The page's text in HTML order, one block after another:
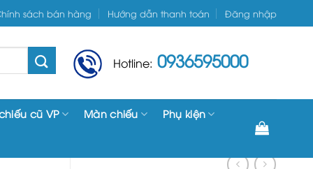
sách bán hàng Hướng dẫn thanh toán Đăng nhập
Hotline: 0936595000
cũ VP Màn chiếu Phụ kiện